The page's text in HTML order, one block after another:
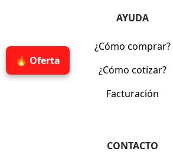
🔥 Oferta
AYUDA
¿Cómo comprar?
¿Cómo cotizar?
Facturación
CONTACTO